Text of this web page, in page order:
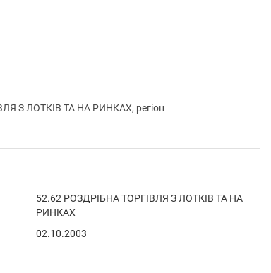
З ЛОТКІВ ТА НА РИНКАХ, регіон
52.62 РОЗДРІБНА ТОРГІВЛЯ З ЛОТКІВ ТА НА
РИНКАХ
02.10.2003